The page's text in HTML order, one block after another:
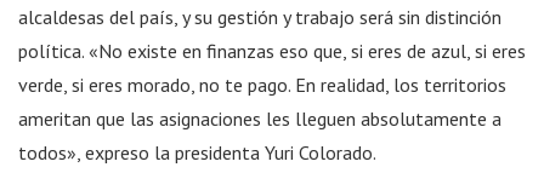
alcaldesas del país, y su gestión y trabajo será sin distinción
política. «No existe en finanzas eso que, si eres de azul, si eres
verde, si eres morado, no te pago. En realidad, los territorios
ameritan que las asignaciones les lleguen absolutamente a
todos», expreso la presidenta Yuri Colorado.